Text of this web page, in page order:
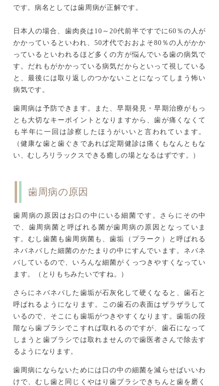
です。病名としては歯周病が正解です。
日本人の場合、歯肉炎は10～20代前半ですでに60％の人が
かかっているといわれ、50才代でおおよそ80％の人がかか
っているといわれるほど多くの方が悩んでいる歯の病気で
す。だれもがかかっている病気だからといって視している
と、最後には取り返しのつかないことになってしまう怖い
病気です。
歯周病は予防できます。また、早期発見・早期治療がもっ
とも大切なキーポイントとなりますから、歯が痛くなくて
も半年に一回は診察したほうがいいと言われています。
（健康な歯と歯ぐきであれば定期健診は痛くもなんともな
い、むしろリラックスできる癒しの場となるはずです。）
歯周病の原因
歯周病の原因はお口の中にいる細菌です。さらにその中
で、歯周病菌と呼ばれる菌が歯周病の原因となっていま
す。むし歯菌も歯周病菌も、歯垢（プラーク）と呼ばれる
ネバネバした細菌のかたまりの中にすんでいます。ネバネ
バしているので、いろんな細菌がくっつきやすくなってい
ます。（とりもちみたいですね。）
さらにネバネバした歯垢が石灰化して硬くなると、歯石と
呼ばれるようになります。この歯石の表面はザラザラして
いるので、そこにも歯垢がつきやすくなります。歯垢の段
階なら歯ブラシでこすれば取れるのですが、歯石になって
しまうと歯ブラシでは取れませんので歯医者さんで除去す
るようになります。
歯周病にならないためには口の中の細菌を減らせばいいわ
けで、むし歯と同じくやはり歯ブラシできちんと歯を磨く